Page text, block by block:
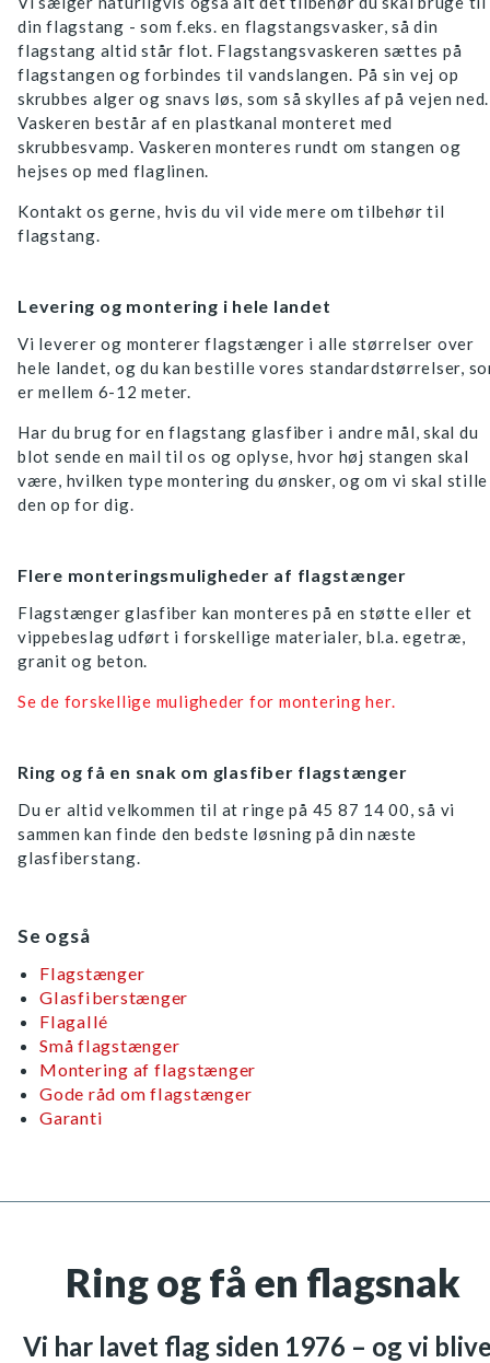
din flagstang - som f.eks. en flagstangsvasker, så din
flagstang altid står flot. Flagstangsvaskeren sættes på
flagstangen og forbindes til vandslangen. På sin vej op
skrubbes alger og snavs løs, som så skylles af på vejen ned.
Vaskeren består af en plastkanal monteret med
skrubbesvamp. Vaskeren monteres rundt om stangen og
hejses op med flaglinen.
Kontakt os gerne, hvis du vil vide mere om tilbehør til
flagstang.
Levering og montering i hele landet
Vi leverer og monterer flagstænger i alle størrelser over
hele landet, og du kan bestille vores standardstørrelser,
er mellem 6-12 meter.
Har du brug for en flagstang glasfiber i andre mål, skal du
blot sende en mail til os og oplyse, hvor høj stangen skal
være, hvilken type montering du ønsker, og om vi skal stille
den op for dig.
Flere monteringsmuligheder af flagstænger
Flagstænger glasfiber kan monteres på en støtte eller et
vippebeslag udført i forskellige materialer, bl.a. egetræ,
granit og beton.
Se de forskellige muligheder for montering her.
Ring og få en snak om glasfiber flagstænger
Du er altid velkommen til at ringe på 45 87 14 00, så vi
sammen kan finde den bedste løsning på din næste
glasfiberstang.
Se også
Flagstænger
Glasfiberstænger
Flagallé
Små flagstænger
Montering af flagstænger
Gode råd om flagstænger
Garanti
Ring og få en flagsnak
Vi har lavet flag siden 1976 – og vi